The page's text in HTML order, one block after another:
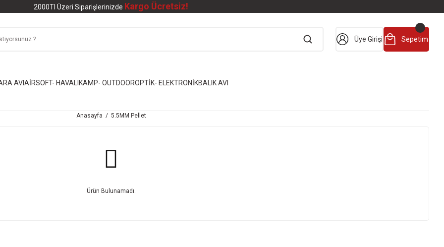
2000Tl Üzeri Siparişlerinizde Kargo Ücretsiz!
Üye Girişi Sepetim
AVIAİRSOFT- HAVALI KAMP- OUTDOOROPTİK- ELEKTRONİKBALIK AVI
Anasayfa 5.5MM Pellet
Ürün Bulunamadı.